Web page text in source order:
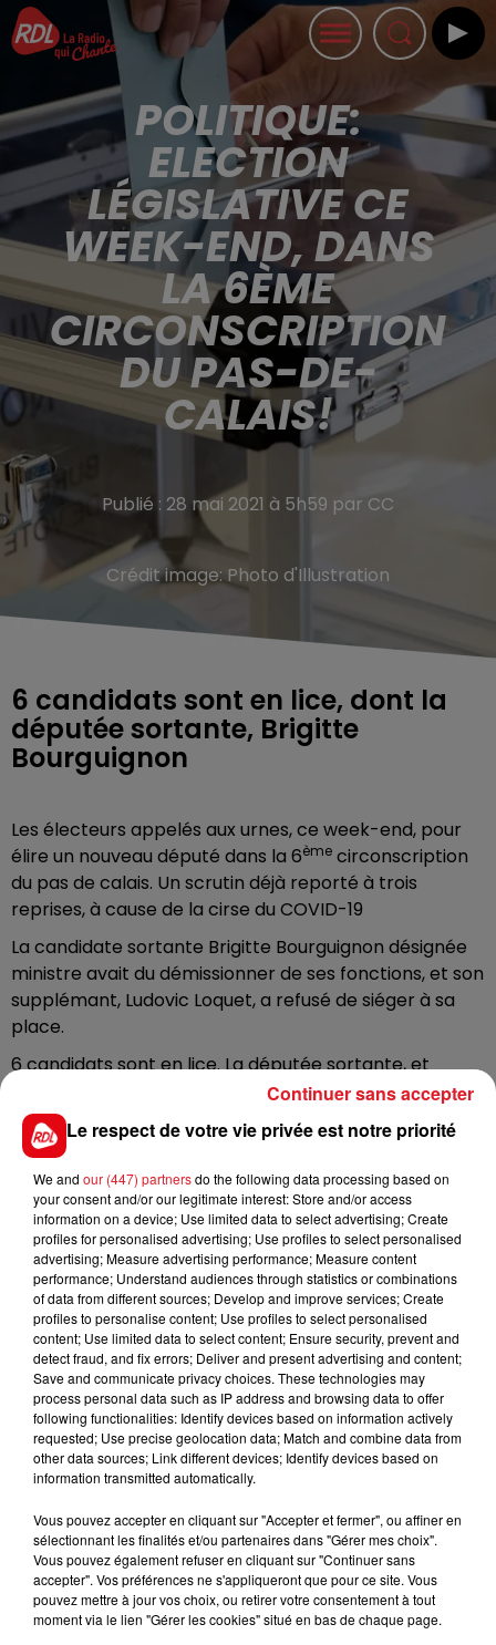
POLITIQUE:
ELECTION
LÉGISLATIVE CE
WEEK-END, DANS
LA 6ÈME
CIRCONSCRIPTION
DU PAS-DE-
CALAIS!
Publié : 28 mai 2021 à 5h59 par CC
Crédit image: Photo d'Illustration
6 candidats sont en lice, dont la
députée sortante, Brigitte
Bourguignon
Les électeurs appelés aux urnes, ce week-end, pour
élire un nouveau député dans la 6ème circonscription
du pas de calais. Un scrutin déjà reporté à trois
reprises, à cause de la cirse du COVID-19
La candidate sortante Brigitte Bourguignon désignée
ministre avait du démissionner de ses fonctions, et son
supplémant, Ludovic Loquet, a refusé de siéger à sa
place.
6 candidats sont en lice. La députée sortante, et
ministre Brigitte Bourguignon pour la république en
marche. Le scrutin va lui opposer Bastien Marguerite-
Garin, le candidat socialiste, Faustine Maliar, pour les
républicains, Marie Christine Bourgeois du
rassemblement national, Jérôme Jossien de
Génération S, ainsi que la candidate Lutte Ouvrière
Laure Bourel. Le second tour est prévu le 6 Juin.
FIL D'ACTUS
15 juillet 2026
BÉTHUNE: ENQUÊTE POUR HOMICIDE
VOLONTAIRE EN COURS, APRÈS LA...
Le respect de votre vie privée est notre priorité
We and our (447) partnersdo the following data processing based on
your consent and/or our legitimate interest: Store and/or access
information on a device; Use limited data to select advertising; Create
profiles for personalised advertising; Use profiles to select personalised
advertising; Measure advertising performance; Measure content
performance; Understand audiences through statistics or combinations
of data from different sources; Develop and improve services; Create
profiles to personalise content; Use profiles to select personalised
content; Use limited data to select content; Ensure security, prevent and
detect fraud, and fix errors; Deliver and present advertising and content;
Save and communicate privacy choices. These technologies may
process personal data such as IP address and browsing data to offer
following functionalities: Identify devices based on information actively
requested; Use precise geolocation data; Match and combine data from
other data sources; Link different devices; Identify devices based on
information transmitted automatically.
Vous pouvez accepter en cliquant sur "Accepter et fermer", ou affiner en
sélectionnant les finalités et/ou partenaires dans "Gérer mes choix".
Vous pouvez également refuser en cliquant sur "Continuer sans
accepter". Vos préférences ne s'appliqueront que pour ce site. Vous
pouvez mettre à jour vos choix, ou retirer votre consentement à tout
moment via le lien "Gérer les cookies" situé en bas de chaque page.
Continuer sans accepter